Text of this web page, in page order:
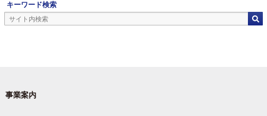
キーワード検索
事業案内